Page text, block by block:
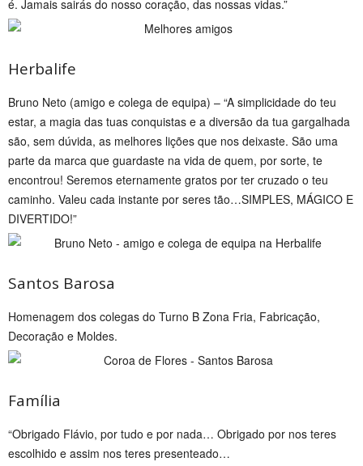
é. Jamais sairás do nosso coração, das nossas vidas.”
Herbalife
Bruno Neto (amigo e colega de equipa) – “A simplicidade do teu
estar, a magia das tuas conquistas e a diversão da tua gargalhada
são, sem dúvida, as melhores lições que nos deixaste. São uma
parte da marca que guardaste na vida de quem, por sorte, te
encontrou! Seremos eternamente gratos por ter cruzado o teu
caminho. Valeu cada instante por seres tão…SIMPLES, MÁGICO E
DIVERTIDO!”
Santos Barosa
Homenagem dos colegas do Turno B Zona Fria, Fabricação,
Decoração e Moldes.
Família
“Obrigado Flávio, por tudo e por nada… Obrigado por nos teres
escolhido e assim nos teres presenteado…